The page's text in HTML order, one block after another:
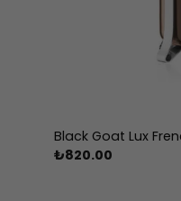
Black Goat Lux
₺820.00